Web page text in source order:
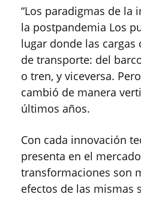
“Los paradigmas de la
la postpandemia Los
lugar donde las
de transporte: del
o tren, y viceversa.
cambió de manera
últimos años.
Con cada innovación
presenta en el
transformaciones son
efectos de las mismas